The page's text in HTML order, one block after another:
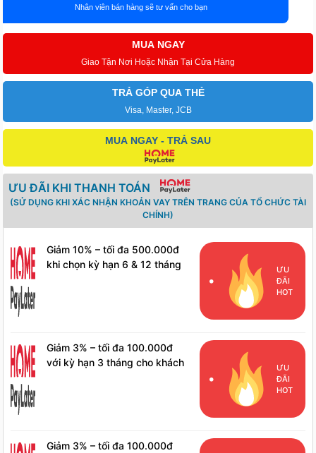
Nhân viên bán hàng sẽ tư vấn cho bạn
MUA NGAY
Giao Tận Nơi Hoặc Nhận Tại Cửa Hàng
TRẢ GÓP QUA THẺ
Visa, Master, JCB
MUA NGAY - TRẢ SAU
ƯU ĐÃI KHI THANH TOÁN
(SỬ DỤNG KHI XÁC NHẬN KHOẢN VAY TRÊN TRANG CỦA TỔ CHỨC TÀI
CHÍNH)
Giảm 10% – tối đa 500.000đ
khi chọn kỳ hạn 6 & 12 tháng
ƯU
ĐÃI
HOT
Giảm 3% – tối đa 100.000đ
với kỳ hạn 3 tháng cho khách
ƯU
ĐÃI
HOT
Giảm 3% – tối đa 100.000đ